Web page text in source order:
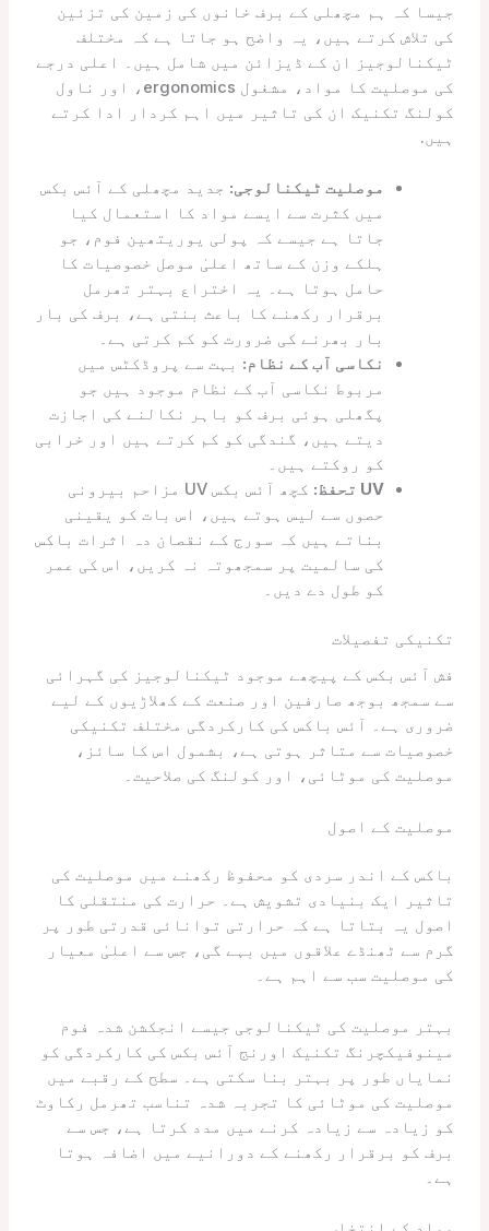
جیسا کہ ہم مچھلی کے برف خانوں کی زمین کی تزئین
کی تلاش کرتے ہیں، یہ واضح ہو جاتا ہے کہ مختلف
ٹیکنالوجیز ان کے ڈیزائن میں شامل ہیں۔ اعلی درجے
کی موصلیت کا مواد، مشغول ergonomics، اور ناول
کولنگ تکنیک ان کی تاثیر میں اہم کردار ادا کرتے
ہیں.
موصلیت ٹیکنالوجی: جدید مچھلی کے آئس بکس
میں کثرت سے ایسے مواد کا استعمال کیا
جاتا ہے جیسے کہ پولی یوریتھین فوم، جو
ہلکے وزن کے ساتھ اعلیٰ موصل خصوصیات کا
حامل ہوتا ہے۔ یہ اختراع بہتر تھرمل
برقرار رکھنے کا باعث بنتی ہے، برف کی بار
بار بھرنے کی ضرورت کو کم کرتی ہے۔
نکاسی آب کے نظام: بہت سے پروڈکٹس میں
مربوط نکاسی آب کے نظام موجود ہیں جو
پگھلی ہوئی برف کو باہر نکالنے کی اجازت
دیتے ہیں، گندگی کو کم کرتے ہیں اور خرابی
کو روکتے ہیں۔
UV تحفظ:
کچھ آئس بکس UV مزاحم بیرونی
حصوں سے لیس ہوتے ہیں، اس بات کو یقینی
بناتے ہیں کہ سورج کے نقصان دہ اثرات باکس
کی سالمیت پر سمجھوتہ نہ کریں، اس کی عمر
کو طول دے دیں۔
تکنیکی تفصیلات
فش آئس بکس کے پیچھے موجود ٹیکنالوجیز کی گہرائی
سے سمجھ بوجھ صارفین اور صنعت کے کھلاڑیوں کے لیے
ضروری ہے۔ آئس باکس کی کارکردگی مختلف تکنیکی
خصوصیات سے متاثر ہوتی ہے، بشمول اس کا سائز،
موصلیت کی موٹائی، اور کولنگ کی صلاحیت۔
موصلیت کے اصول
باکس کے اندر سردی کو محفوظ رکھنے میں موصلیت کی
تاثیر ایک بنیادی تشویش ہے۔ حرارت کی منتقلی کا
اصول یہ بتاتا ہے کہ حرارتی توانائی قدرتی طور پر
گرم سے ٹھنڈے علاقوں میں بہے گی، جس سے اعلیٰ معیار
کی موصلیت سب سے اہم ہے۔
بہتر موصلیت کی ٹیکنالوجی جیسے انجکشن شدہ فوم
مینوفیکچرنگ تکنیک اورنج آئس بکس کی کارکردگی کو
نمایاں طور پر بہتر بنا سکتی ہے۔ سطح کے رقبے میں
موصلیت کی موٹائی کا تجربہ شدہ تناسب تھرمل رکاوٹ
کو زیادہ سے زیادہ کرنے میں مدد کرتا ہے، جس سے
برف کو برقرار رکھنے کے دورانیے میں اضافہ ہوتا
ہے۔